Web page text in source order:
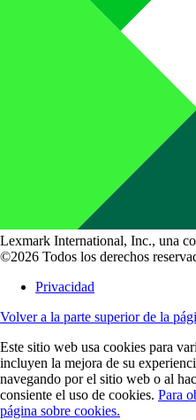
Lexmark International, Inc., una
©2026 Todos los derechos
Privacidad
Volver a la parte superior de la
Este sitio web usa cookies para
incluyen la mejora de su
navegando por el sitio web o al
consiente el uso de cookies. Para
página sobre cookies.